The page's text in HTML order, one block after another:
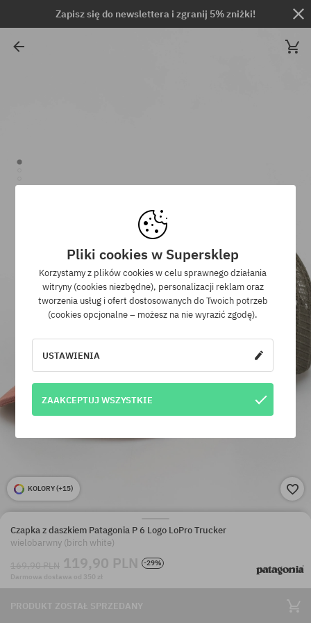
Zapisz się do newslettera i zgranij 5% zniżki!
KOLORY (+15)
Czapka z daszkiem Patagonia P 6 Logo LoPro Trucker
wielobarwny (birch white)
169,90 PLN 119,90 PLN
-29%
Darmowa dostawa od 350 zł
PRODUKT ZOSTAŁ SPRZEDANY
Pliki cookies w Supersklep
Korzystamy z plików cookies w celu sprawnego działania
witryny (cookies niezbędne), personalizacji reklam oraz
tworzenia usług i ofert dostosowanych do Twoich potrzeb
(cookies opcjonalne – możesz na nie wyrazić zgodę).
USTAWIENIA
ZAAKCEPTUJ WSZYSTKIE